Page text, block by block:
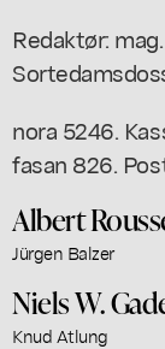
Redaktør:
nora 5246.
fasan 826.
Albert
Jürgen Balzer
Niels W.
Knud Atlung